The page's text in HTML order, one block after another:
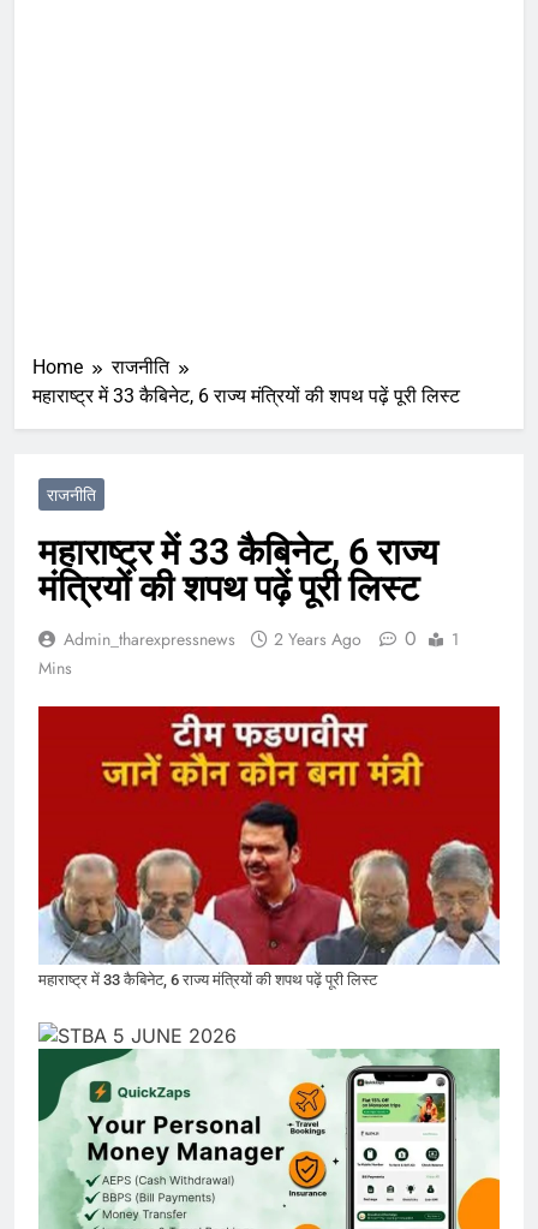
Home
राजनीति
महाराष्ट्र में 33 कैबिनेट, 6 राज्य मंत्रियों की शपथ पढ़ें पूरी लिस्ट
राजनीति
महाराष्ट्र में 33 कैबिनेट, 6 राज्य
मंत्रियों की शपथ पढ़ें पूरी लिस्ट
Admin_tharexpressnews 2 Years Ago 0
1
Mins
महाराष्ट्र में 33 कैबिनेट, 6 राज्य मंत्रियों की शपथ पढ़ें पूरी लिस्ट